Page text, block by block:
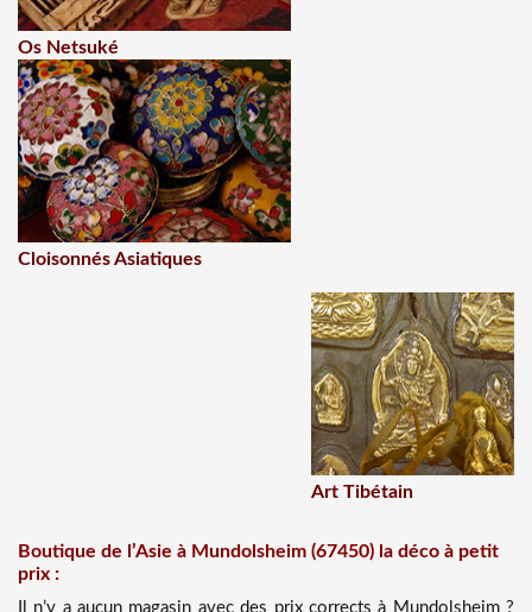
Os Netsuké
Cloisonnés Asiatiques
Art Tibétain
Boutique de l’Asie à Mundolsheim (67450) la déco à petit
prix :
Il n’y a aucun magasin avec des prix corrects à Mundolsheim ?